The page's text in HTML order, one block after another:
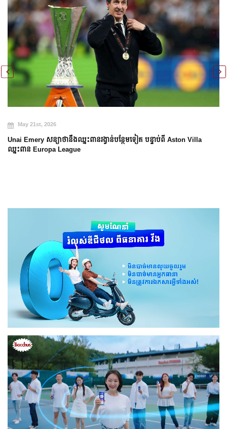
May 21st, 2026
Unai Emery សន្យាថានឹងឈ្នះពានរង្វាន់បន្ថែមទៀត បន្ទាប់ពី Aston Villa
ឈ្នះពាន Europa League